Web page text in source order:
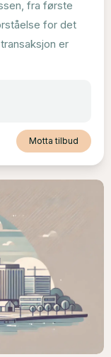
fra første
for det
er
Motta tilbud